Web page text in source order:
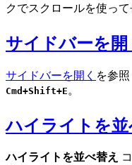
クでスクロールを使っ
サイドバーを開
サイドバーを開く を参
Cmd+Shift+E 。
ハイライトを並
ハイライトを並べ替え